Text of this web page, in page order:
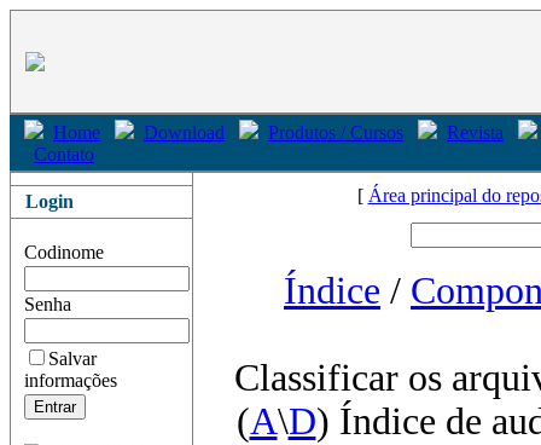
Home Download Produtos / Cursos
Revista
Contato
Login
Codinome
Senha
Salvar
informações
[ Área principal do
Índice /
Classificar os
(A\D) Índice de